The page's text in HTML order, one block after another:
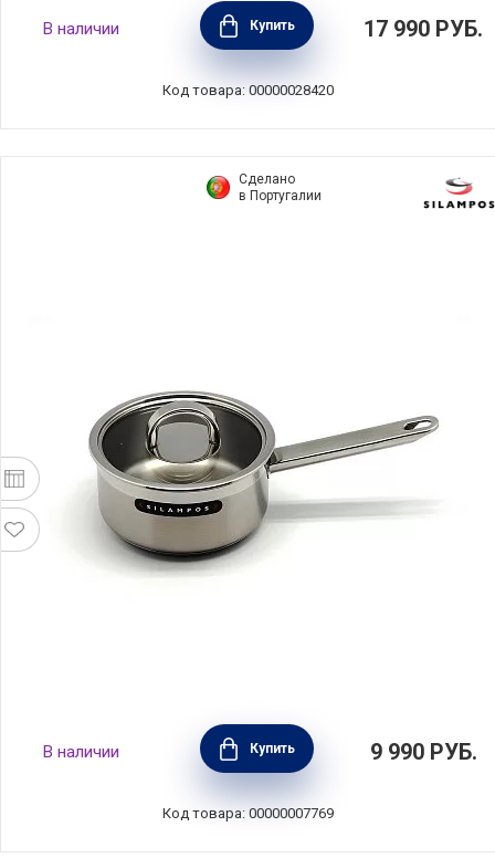
Ковшик Maestro 2 л, диаметр 20 см,
нержавеющая сталь, цвет стальной, BEKA,
Бельгия, 15026214
В наличии Купить 17 990 РУБ.
Код товара: 00000028420
Сделано
в Португалии
Ковшик Атлантико 1,6 л, 16 см, Silampos,
632125V51116
В наличии Купить 9 990 РУБ.
Код товара: 00000007769